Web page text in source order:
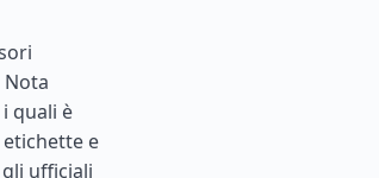
quali è
e
ufficiali